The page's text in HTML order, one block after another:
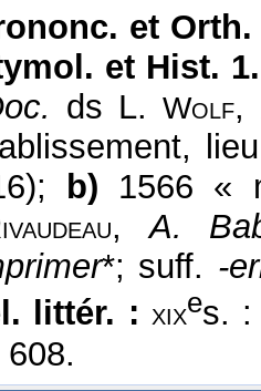
et
et Hist.
ds L.Wolf,
b) 1566 «
,A.
*; suff. -
littér. : xixes. :
608.